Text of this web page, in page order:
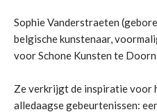
Sophie Vanderstraeten
belgische kunstenaar,
voor Schone Kunsten te
Ze verkrijgt de inspiratie voor
alledaagse gebeurtenissen: